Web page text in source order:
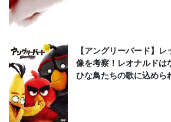
【アングリーバード】
像を考察！レオナルドは
ひな鳥たちの歌に込めら